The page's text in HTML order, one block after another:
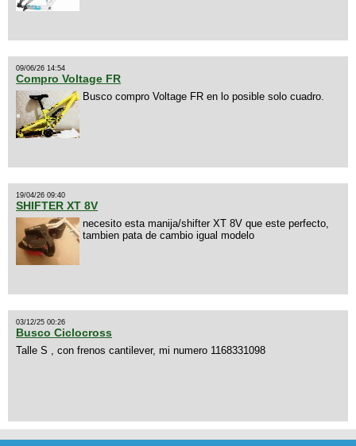
09/06/26 14:54
Compro Voltage FR
Busco compro Voltage FR en lo posible solo cuadro.
19/04/26 09:40
SHIFTER XT 8V
necesito esta manija/shifter XT 8V que este perfecto,
tambien pata de cambio igual modelo
03/12/25 00:26
Busco Ciclocross
Talle S , con frenos cantilever, mi numero 1168331098